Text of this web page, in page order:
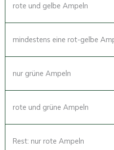
rote und gelbe Ampeln
mindestens eine rot-gelbe
nur grüne Ampeln
rote und grüne Ampeln
Rest: nur rote Ampeln